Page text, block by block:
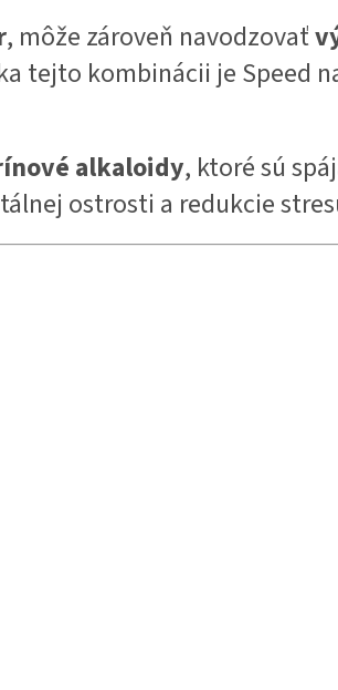
, môže zároveň navodzovať
tejto kombinácii je Speed
alkaloidy, ktoré sú
ostrosti a redukcie